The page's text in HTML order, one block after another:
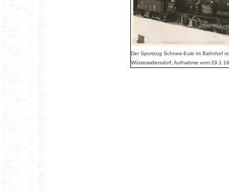
Der Sportzug Schnee-Eule im Bahnhof
Wüstewaltersdorf, Aufnahme vom